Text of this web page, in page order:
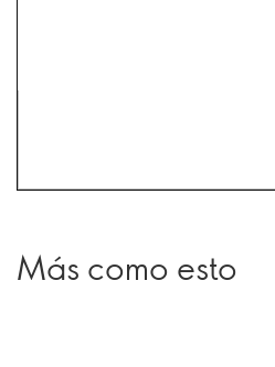
Más como esto